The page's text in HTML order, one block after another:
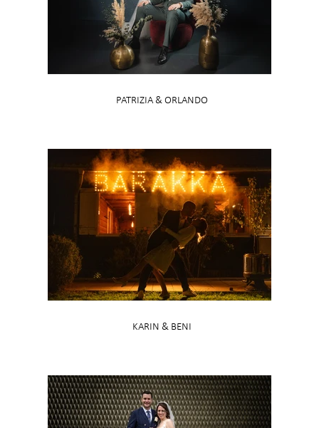
PATRIZIA & ORLANDO
KARIN & BENI